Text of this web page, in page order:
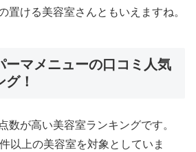
置ける美容室さんともいえますね。
ーマメニューの口コミ人気
！
数が高い美容室ランキングです。
以上の美容室を対象としていま